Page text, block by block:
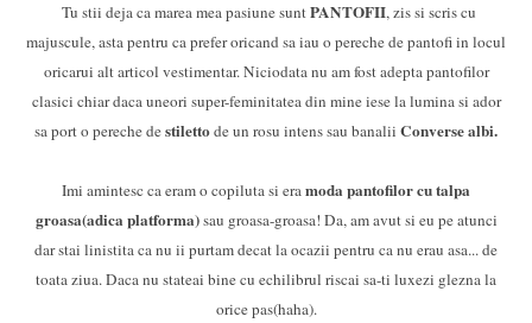
Tu stii deja ca marea mea pasiune suntPANTOFII, zis si scris cu
majuscule, asta pentru ca prefer oricand sa iau o pereche de pantofi in locul
oricarui alt articol vestimentar. Niciodata nu am fost adepta pantofilor
clasici chiar daca uneori super-feminitatea din mine iese la lumina si ador
sa port o pereche destilettode un rosu intens sau banalii Converse albi.
Imi amintesc ca eram o copiluta si eramoda pantofilor cu talpa
groasa(adica platforma)sau groasa-groasa! Da, am avut si eu pe atunci
dar stai linistita ca nu ii purtam decat la ocazii pentru ca nu erau asa... de
toata ziua. Daca nu stateai bine cu echilibrul riscai sa-ti luxezi glezna la
orice pas(haha).